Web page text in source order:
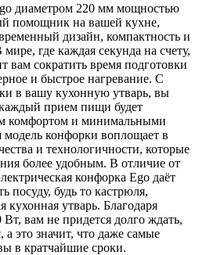
диаметром 220 мм мощностью
помощник на вашей кухне,
дизайн, компактность и
где каждая секунда на счету,
вам сократить время подготовки
и быстрое нагревание. С
в вашу кухонную утварь, вы
прием пищи будет
комфортом и минимальными
модель конфорки воплощает в
и технологичности, которые
более удобным. В отличие от
конфорка Ego даёт
посуду, будь то кастрюля,
кухонная утварь. Благодаря
вам не придется долго ждать,
а это значит, что даже самые
в кратчайшие сроки.